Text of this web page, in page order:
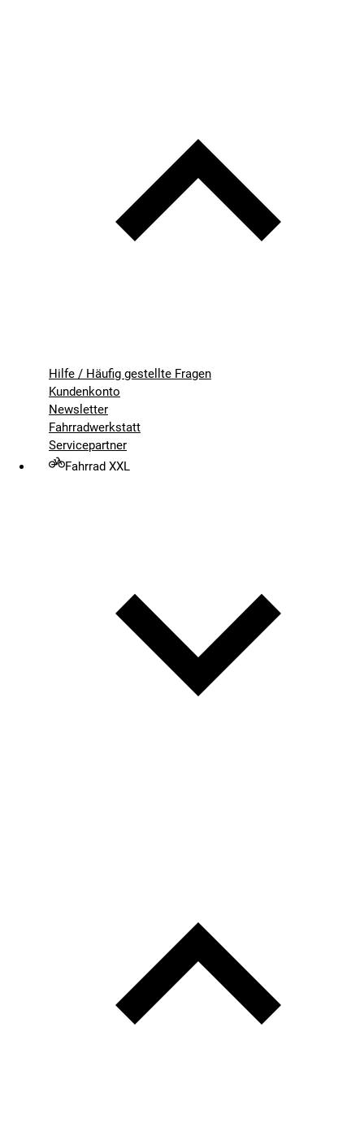
Hilfe / Häufig gestellte Fragen
Kundenkonto
Newsletter
Fahrradwerkstatt
Servicepartner
Fahrrad XXL